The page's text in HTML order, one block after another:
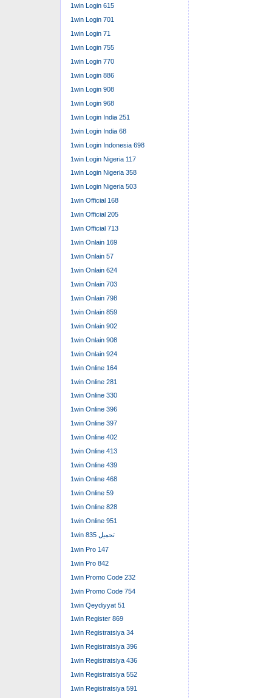
1win Login 615
1win Login 701
1win Login 71
1win Login 755
1win Login 770
1win Login 886
1win Login 908
1win Login 968
1win Login India 251
1win Login India 68
1win Login Indonesia 698
1win Login Nigeria 117
1win Login Nigeria 358
1win Login Nigeria 503
1win Official 168
1win Official 205
1win Official 713
1win Onlain 169
1win Onlain 57
1win Onlain 624
1win Onlain 703
1win Onlain 798
1win Onlain 859
1win Onlain 902
1win Onlain 908
1win Onlain 924
1win Online 164
1win Online 281
1win Online 330
1win Online 396
1win Online 397
1win Online 402
1win Online 413
1win Online 439
1win Online 468
1win Online 59
1win Online 828
1win Online 951
1win تحميل 835
1win Pro 147
1win Pro 842
1win Promo Code 232
1win Promo Code 754
1win Qeydiyyat 51
1win Register 869
1win Registratsiya 34
1win Registratsiya 396
1win Registratsiya 436
1win Registratsiya 552
1win Registratsiya 591